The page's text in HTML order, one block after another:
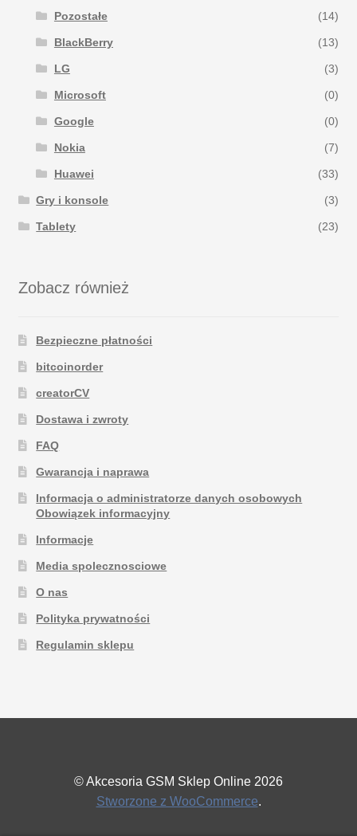
Pozostałe (14)
BlackBerry (13)
LG (3)
Microsoft (0)
Google (0)
Nokia (7)
Huawei (33)
Gry i konsole (3)
Tablety (23)
Zobacz również
Bezpieczne płatności
bitcoinorder
creatorCV
Dostawa i zwroty
FAQ
Gwarancja i naprawa
Informacja o administratorze danych osobowych
Obowiązek informacyjny
Informacje
Media spolecznosciowe
O nas
Polityka prywatności
Regulamin sklepu
© Akcesoria GSM Sklep Online 2026
Stworzone z WooCommerce.